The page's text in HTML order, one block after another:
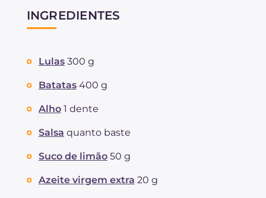
INGREDIENTES
Lulas 300 g
Batatas 400 g
Alho 1 dente
Salsa quanto baste
Suco de limão 50 g
Azeite virgem extra 20 g